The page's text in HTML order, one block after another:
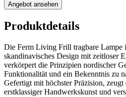
Angebot ansehen
Produktdetails
Die Ferm Living Frill tragbare Lampe
skandinavisches Design mit zeitloser
verkörpert die Prinzipien nordischer
Funktionalität und ein Bekenntnis zu
Gefertigt mit höchster Präzision,
erstklassiger Handwerkskunst und